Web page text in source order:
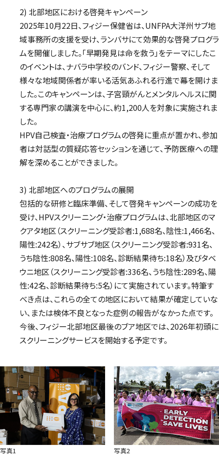
2) 北部地区における啓発キャンペーン
2025年10月22日、フィジー保健省は、UNFPA大洋州サブ地
域事務所の支援を受け、ランバサにて効果的な啓発プログラ
ムを開催しました。「早期発見は命を救う」をテーマにしたこ
のイベントは、ナバラ中学校のバンド、フィジー警察、そして
様々な地域関係者が率いる活気あふれる行進で幕を開けま
した。このキャンペーンは、子宮頸がんとメンタルヘルスに関
する専門家の講演を中心に、約1,200人を対象に実施されま
した。
HPV自己検査・治療プログラムの啓発に重点が置かれ、参加
者は対話型の質疑応答セッションを通じて、予防医療への理
解を深めることができました。
3) 北部地区へのプログラムの展開
包括的な研修と臨床準備、そして啓発キャンペーンの成功を
受け、HPVスクリーニング・治療プログラムは、北部地区のマ
クアタ地区（スクリーニング受診者:1,688名、陰性:1,466名、
陽性:242名）、サブサブ地区（スクリーニング受診者:931名、
うち陰性:808名、陽性:108名、診断結果待ち:18名）及びタベ
ウニ地区（スクリーニング受診者:336名、うち陰性:289名、陽
性:42名、診断結果待ち:5名）にて実施されています。特筆す
べき点は、これらの全ての地区において結果が確定していな
い、または検体不良となった症例の報告がなかった点です。
今後、フィジー北部地区最後のブア地区では、2026年初頭に
スクリーニングサービスを開始する予定です。
写真1 写真2